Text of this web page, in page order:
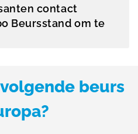
contact
Beursstand om te
beurs